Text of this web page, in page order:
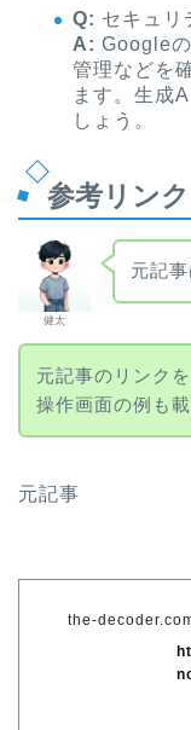
Q: セキュリ
A: Google
管理などを
ます。生成
しょう。
参考リンク
健太
元記
元記事のリンク
操作画面の例も載
元記事
the-